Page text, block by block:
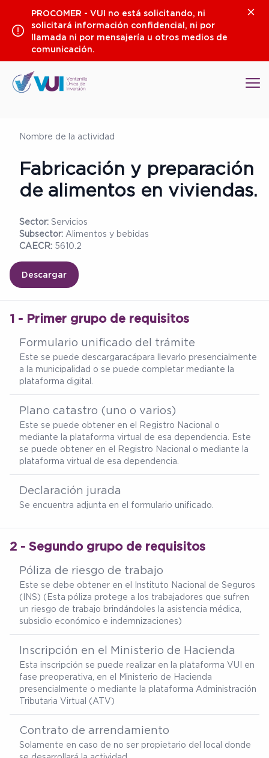
contenido
PROCOMER - VUI no está solicitando, ni
solicitará información confidencial, ni por
llamada ni por mensajería u otros medios de
comunicación.
Nombre de la actividad
Fabricación y preparación
de alimentos en viviendas.
Sector: Servicios
Subsector: Alimentos y bebidas
CAECR: 5610.2
Descargar
1 - Primer grupo de requisitos
Formulario unificado del trámite
Este se puede descargaracápara llevarlo presencialmente
a la municipalidad o se puede completar mediante la
plataforma digital.
Plano catastro (uno o varios)
Este se puede obtener en el Registro Nacional o
mediante la plataforma virtual de esa dependencia. Este
se puede obtener en el Registro Nacional o mediante la
plataforma virtual de esa dependencia.
Declaración jurada
Se encuentra adjunta en el formulario unificado.
2 - Segundo grupo de requisitos
Póliza de riesgo de trabajo
Este se debe obtener en el Instituto Nacional de Seguros
(INS) (Esta póliza protege a los trabajadores que sufren
un riesgo de trabajo brindándoles la asistencia médica,
subsidio económico e indemnizaciones)
Inscripción en el Ministerio de Hacienda
Esta inscripción se puede realizar en la plataforma VUI en
fase preoperativa, en el Ministerio de Hacienda
presencialmente o mediante la plataforma Administración
Tributaria Virtual (ATV)
Contrato de arrendamiento
Solamente en caso de no ser propietario del local donde